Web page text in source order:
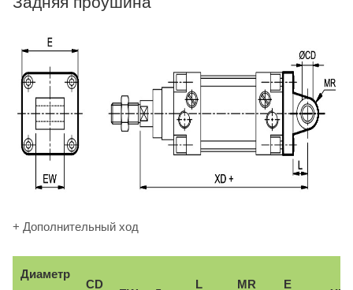
+ Дополнительный ход
Диаметр
CD
L
MR
E